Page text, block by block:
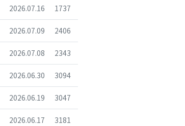
등록일
2026.07.16 조회
1737
등록일
2026.07.09 조회
2406
등록일
2026.07.08 조회
2343
등록일
2026.06.30 조회
3094
등록일
2026.06.19 조회
3047
등록일
2026.06.17 조회
3181